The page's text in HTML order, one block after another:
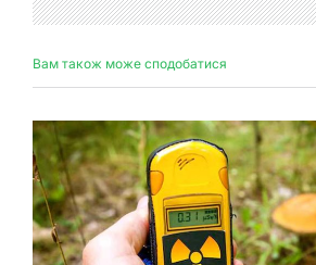
Вам також може сподобатися